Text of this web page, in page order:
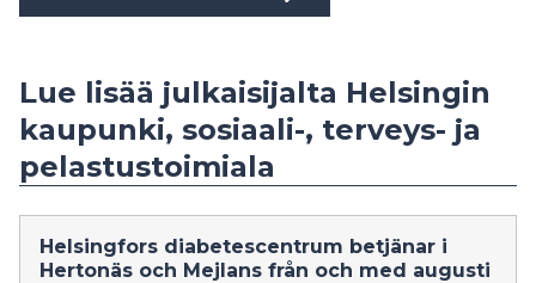
Lue lisää julkaisijalta Helsingin
kaupunki, sosiaali-, terveys- ja
pelastustoimiala
Helsingfors diabetescentrum betjänar i
Hertonäs och Mejlans från och med augusti